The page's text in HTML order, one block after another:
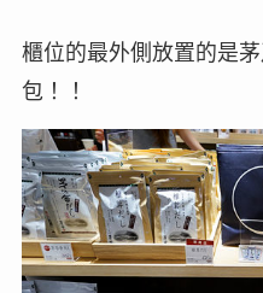
櫃位的最外側放置的是
包！！